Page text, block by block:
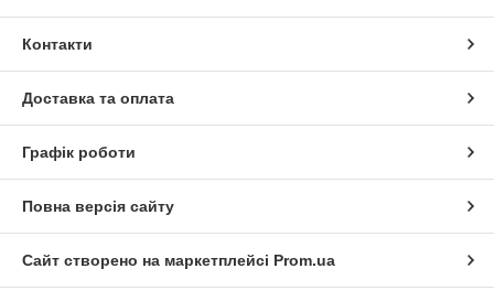
Контакти
Доставка та оплата
Графік роботи
Повна версія сайту
Сайт створено на маркетплейсі Prom.ua